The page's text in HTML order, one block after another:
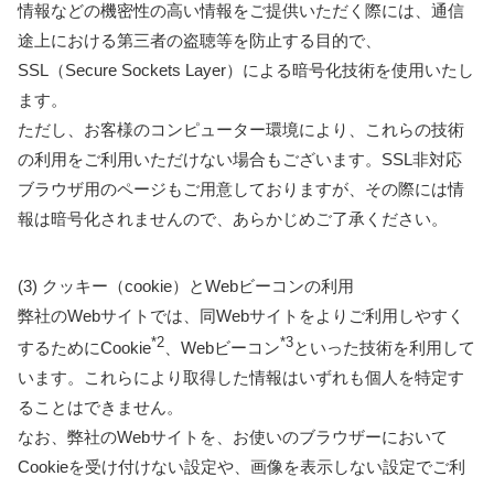
情報などの機密性の高い情報をご提供いただく際には、通信
途上における第三者の盗聴等を防止する目的で、
SSL（Secure Sockets Layer）による暗号化技術を使用いたし
ます。
ただし、お客様のコンピューター環境により、これらの技術
の利用をご利用いただけない場合もございます。SSL非対応
ブラウザ用のページもご用意しておりますが、その際には情
報は暗号化されませんので、あらかじめご了承ください。
(3) クッキー（cookie）とWebビーコンの利用
弊社のWebサイトでは、同Webサイトをよりご利用しやすく
するためにCookie*2 、Webビーコン*3といった技術を利用して
います。これらにより取得した情報はいずれも個人を特定す
ることはできません。
なお、弊社のWebサイトを、お使いのブラウザーにおいて
Cookieを受け付けない設定や、画像を表示しない設定でご利